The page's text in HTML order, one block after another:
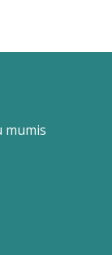
mumis